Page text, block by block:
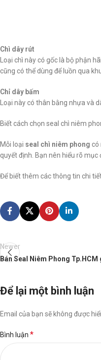
Chì dây rút
Loại chì này có gốc là bộ phận
cũng có thể dùng để luồn qua
Chỉ dây bấm
Loại này có thân bằng nhựa và
Biết cách chọn seal chì niêm
Mỗi loại seal chì niêm phong có
quyết định. Bạn nên hiểu rõ
Để biết thêm các thông tin chi
Newer
Bán Seal Niêm Phong
Để lại một bình luận
Email của bạn sẽ không được
Bình luận *